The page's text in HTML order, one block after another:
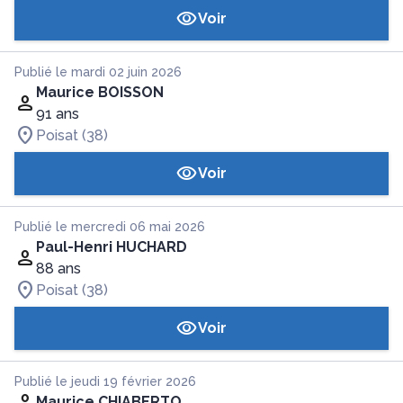
Voir
Publié le mardi 02 juin 2026
Maurice BOISSON
91 ans
Poisat (38)
Voir
Publié le mercredi 06 mai 2026
Paul-Henri HUCHARD
88 ans
Poisat (38)
Voir
Publié le jeudi 19 février 2026